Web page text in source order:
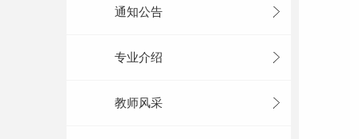
通知公告
专业介绍
教师风采